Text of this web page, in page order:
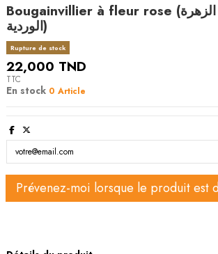
Bougainvillier à fleur rose (البوغنفيلة ذات الزهرة
الوردية)
Rupture de stock
22,000 TND
TTC
En stock 0 Article